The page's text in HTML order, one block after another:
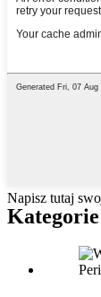
Napisz tutaj